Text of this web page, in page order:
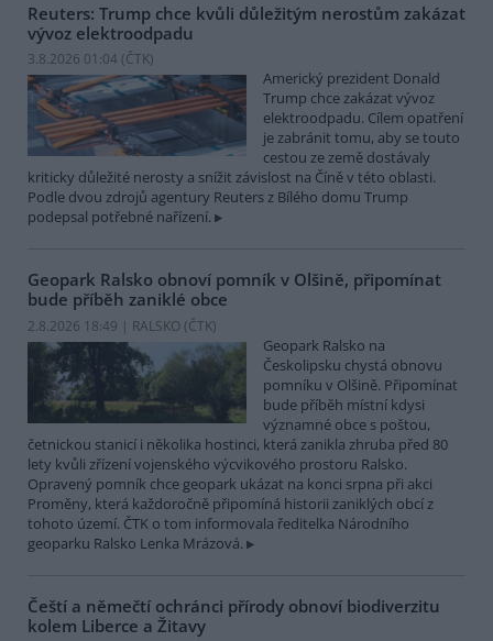
Reuters: Trump chce kvůli důležitým nerostům zakázat
vývoz elektroodpadu
3.8.2026 01:04 (ČTK)
Americký prezident Donald
Trump chce zakázat vývoz
elektroodpadu. Cílem opatření
je zabránit tomu, aby se touto
cestou ze země dostávaly
kriticky důležité nerosty a snížit závislost na Číně v této oblasti.
Podle dvou zdrojů agentury Reuters z Bílého domu Trump
podepsal potřebné nařízení.
Geopark Ralsko obnoví pomník v Olšině, připomínat
bude příběh zaniklé obce
2.8.2026 18:49 | RALSKO (ČTK)
Geopark Ralsko na
Českolipsku chystá obnovu
pomníku v Olšině. Připomínat
bude příběh místní kdysi
významné obce s poštou,
četnickou stanicí i několika hostinci, která zanikla zhruba před 80
lety kvůli zřízení vojenského výcvikového prostoru Ralsko.
Opravený pomník chce geopark ukázat na konci srpna při akci
Proměny, která každoročně připomíná historii zaniklých obcí z
tohoto území. ČTK o tom informovala ředitelka Národního
geoparku Ralsko Lenka Mrázová.
Čeští a němečtí ochránci přírody obnoví biodiverzitu
kolem Liberce a Žitavy